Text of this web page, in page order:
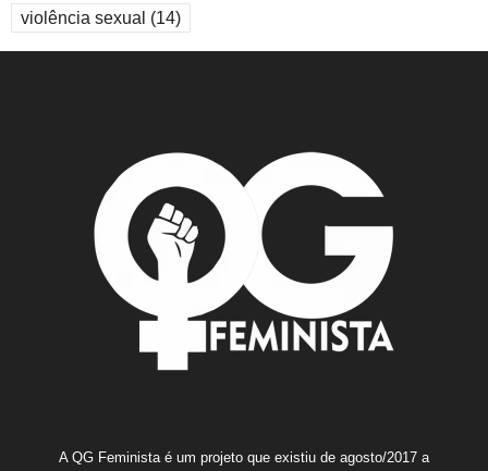
violência sexual (14)
A QG Feminista é um projeto que existiu de agosto/2017 a